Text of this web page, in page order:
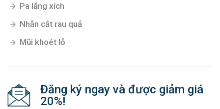
Pa lăng xích
Nhẵn cắt rau quả
Mũi khoét lỗ
Đăng ký ngay và được giảm giá
20%!